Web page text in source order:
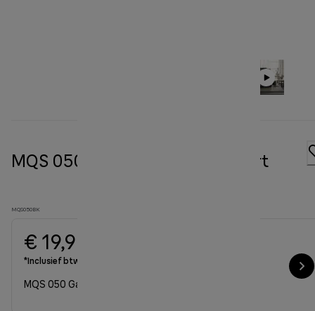
MQS 050 Garde accessoire zwart
MQS050BK
€ 19,90
*Inclusief btw
MQS 050 Garde accessoire zwart